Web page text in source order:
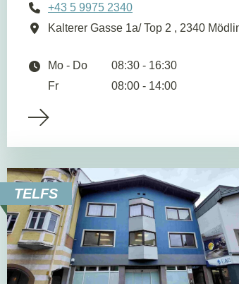
+43 5 9975 2340
Kalterer Gasse 1a/ Top 2 , 2340
Mo - Do
08:30 - 16:30
Fr
08:00 - 14:00
TELFS